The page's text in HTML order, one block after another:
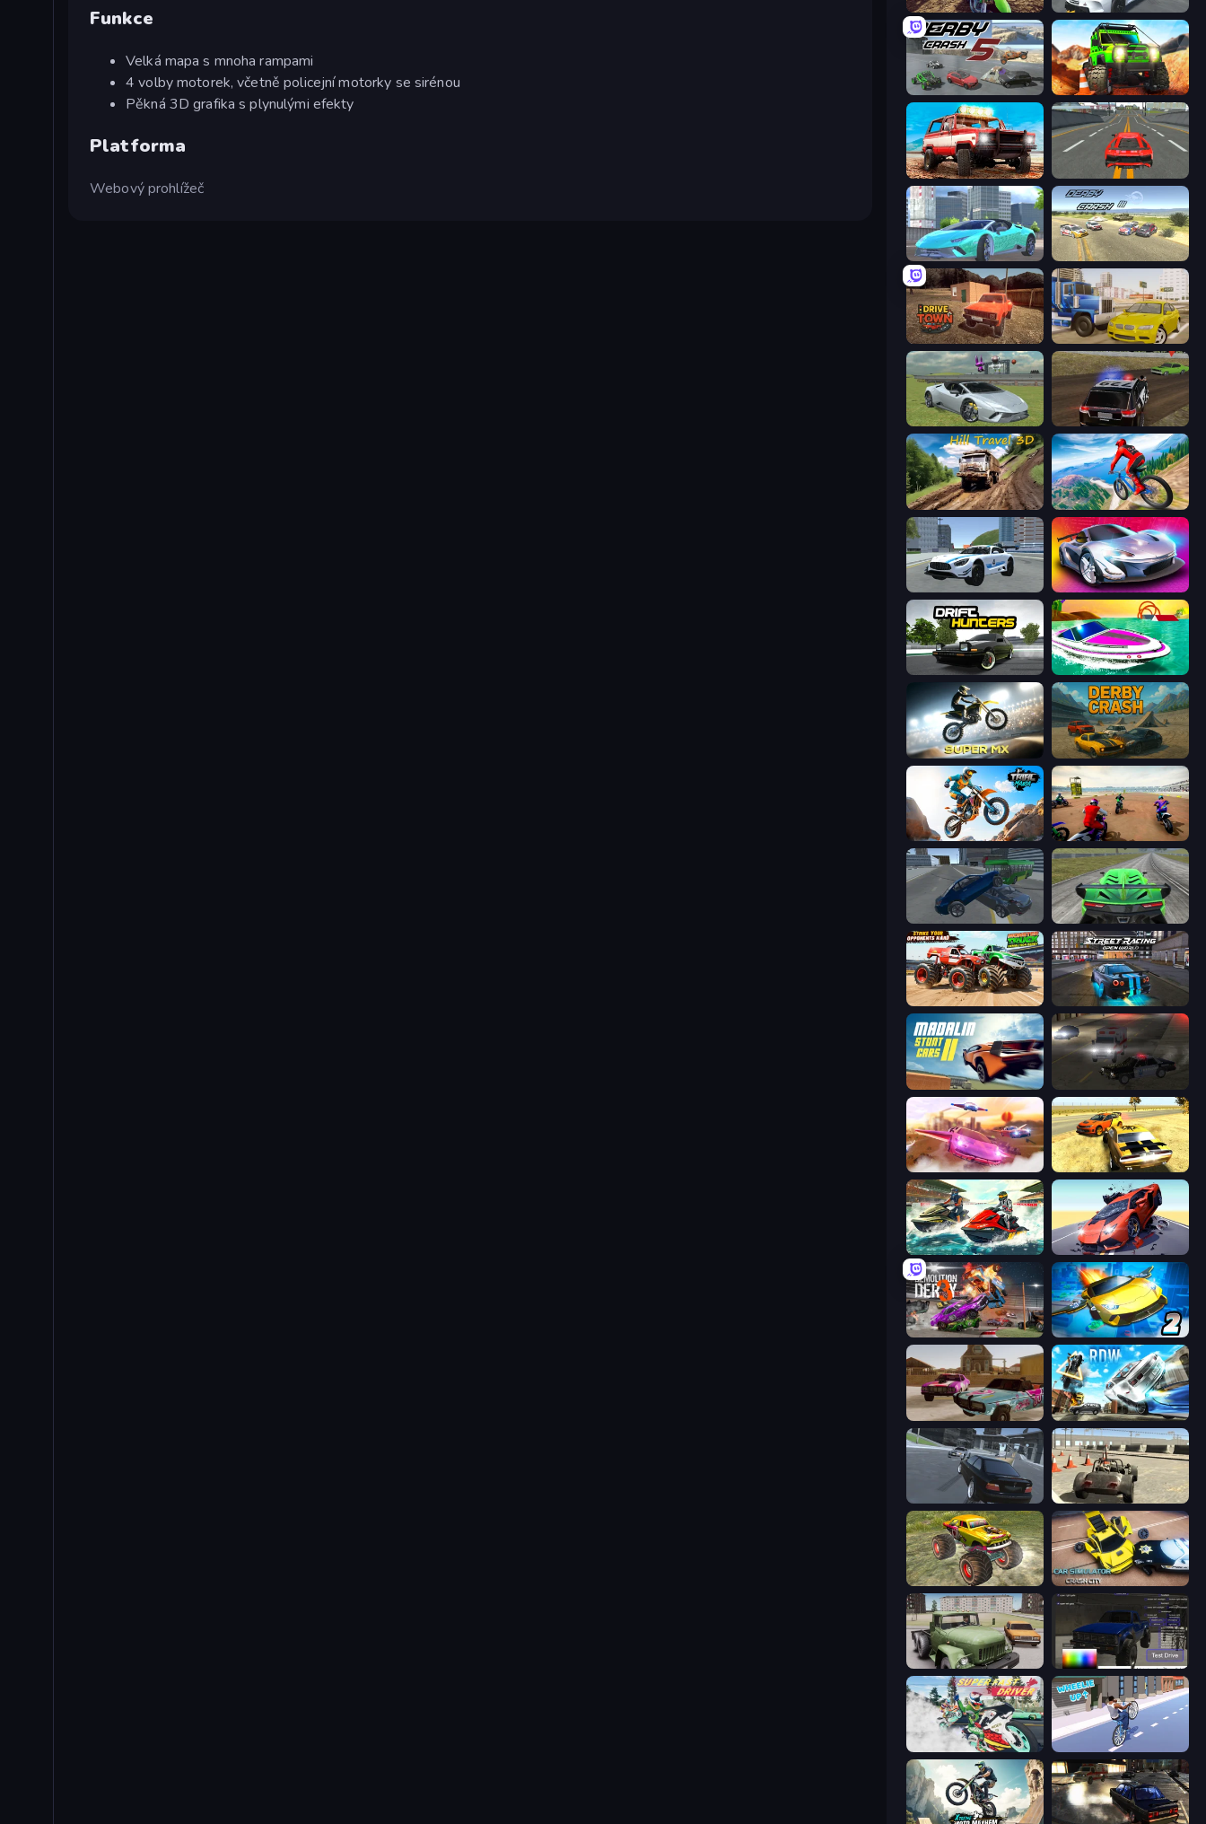
Funkce
Velká mapa s mnoha rampami
4 volby motorek, včetně policejní motorky se sirénou
Pěkná 3D grafika s plynulými efekty
Platforma
Webový prohlížeč
MotoCross Riders
Derby Crash 5 Offroad Life 3D
Offroad Masters Challenge Modern Car Racing 2
Real City Driver Derby Crash 3
DriveTown Crazy Car Stunts
Sports Cars Driver POLICE Chase Simulator
Hill Travel 3D Riders Downhill Racing
Crazy Stunt Cars 2 Grand Cyber City
Drift Hunters Jet Boat Racing
Super MX - Last Season Derby Crash
Trial Mania Super MX - The Champion
Offroader V6 Speed Racing Pro 2
Monster Truck Demolition Derby
Madalin Stunt Cars 2
Ultimate Flying Car 3D Car Simulator
Jetski Race Hyper Cars Ramp Crash
Demolition Derby 3 Ultimate Flying Car 2
Village Car Stunts Real Drift World
Transporter Hot Pursuit Free Rally
Real Simulator: Monster Truck Car Simulator: Crash City
Truck Driver Easy Road Car Inspector: Truck
Super Fast Driver Wheelie Up